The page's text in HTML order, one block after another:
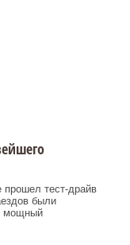
прошел тест-драйв
были
мощный